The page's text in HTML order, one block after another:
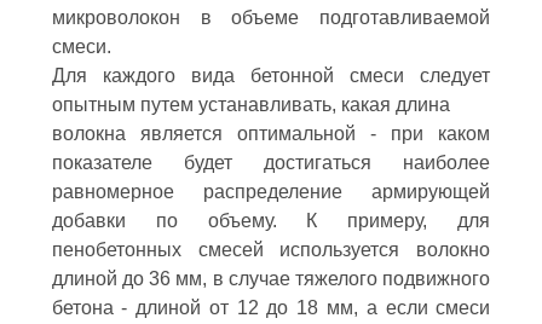
микроволокон в объеме подготавливаемой
смеси.
Для каждого вида бетонной смеси следует
опытным путем устанавливать, какая длина
волокна является оптимальной - при каком
показателе будет достигаться наиболее
равномерное распределение армирующей
добавки по объему. К примеру, для
пенобетонных смесей используется волокно
длиной до 36 мм, в случае тяжелого подвижного
бетона - длиной от 12 до 18 мм, а если смеси